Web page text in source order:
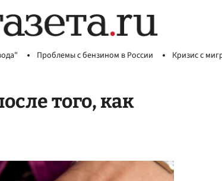
Проблемы с бензином в России Кризис с
того, как